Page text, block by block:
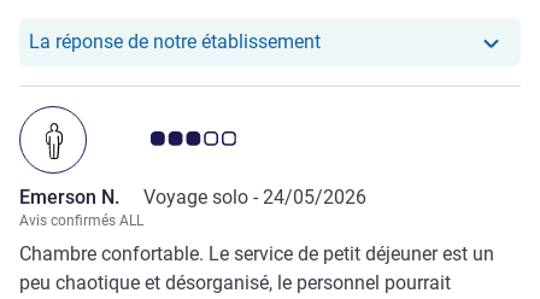
présente). La piscine sur le toit est toute petite
La réponse de notre établissementNotre hôtel a repondu au
Note Avis clients 3.0/5
Emerson N. Voyage solo - 24/05/2026
Avis confirmés ALL
Chambre confortable. Le service de petit déjeuner est un
peu chaotique et désorganisé, le personnel pourrait